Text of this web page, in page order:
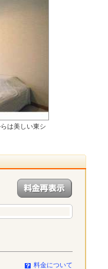
は美しい東シ
料金について